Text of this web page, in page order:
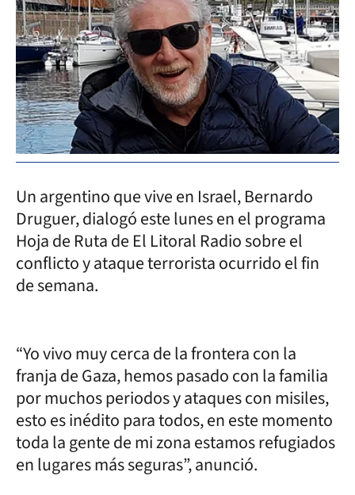
Un argentino que vive en Israel, Bernardo
Druguer, dialogó este lunes en el programa
Hoja de Ruta de El Litoral Radio sobre el
conflicto y ataque terrorista ocurrido el fin
de semana.
“Yo vivo muy cerca de la frontera con la
franja de Gaza, hemos pasado con la familia
por muchos periodos y ataques con misiles,
esto es inédito para todos, en este momento
toda la gente de mi zona estamos refugiados
en lugares más seguras”, anunció.